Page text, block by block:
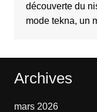
découverte du
mode tekna, un
Archives
mars 2026